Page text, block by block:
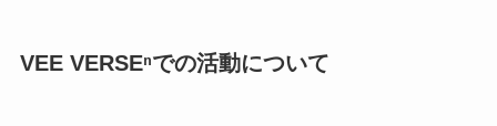
VEE VERSEⁿでの活動について